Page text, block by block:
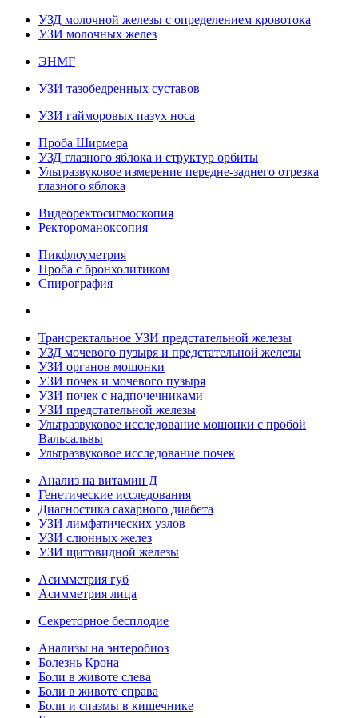
УЗД молочной железы с определением кровотока
УЗИ молочных желез
ЭНМГ
УЗИ тазобедренных суставов
УЗИ гайморовых пазух носа
Проба Ширмера
УЗД глазного яблока и структур орбиты
Ультразвуковое измерение передне-заднего отрезка
глазного яблока
Видеоректосигмоскопия
Ректороманоксопия
Пикфлоуметрия
Проба с бронхолитиком
Спирография
Трансректальное УЗИ предстательной железы
УЗД мочевого пузыря и предстательной железы
УЗИ органов мошонки
УЗИ почек и мочевого пузыря
УЗИ почек с надпочечниками
УЗИ предстательной железы
Ультразвуковое исследование мошонки с пробой
Вальсальвы
Ультразвуковое исследование почек
Анализ на витамин Д
Генетические исследования
Диагностика сахарного диабета
УЗИ лимфатических узлов
УЗИ слюнных желез
УЗИ щитовидной железы
Асимметрия губ
Асимметрия лица
Секреторное бесплодие
Анализы на энтеробиоз
Болезнь Крона
Боли в животе слева
Боли в животе справа
Боли и спазмы в кишечнике